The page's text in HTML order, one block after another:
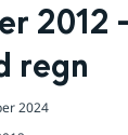
2012
regn
2024